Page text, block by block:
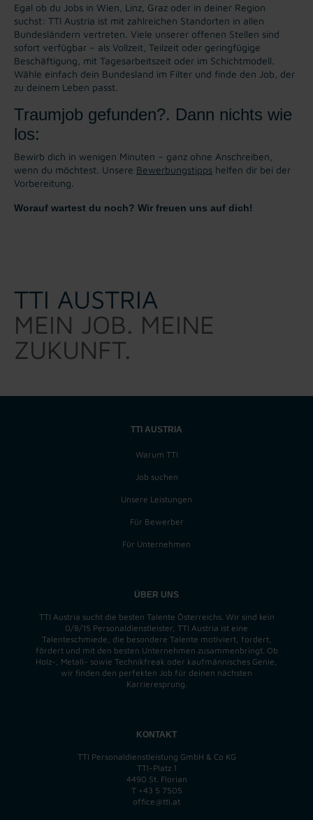
Egal ob du Jobs in Wien, Linz, Graz oder in deiner Region
suchst: TTI Austria ist mit zahlreichen Standorten in allen
Bundesländern vertreten. Viele unserer offenen Stellen sind
sofort verfügbar – als Vollzeit, Teilzeit oder geringfügige
Beschäftigung, mit Tagesarbeitszeit oder im Schichtmodell.
Wähle einfach dein Bundesland im Filter und finde den Job, der
zu deinem Leben passt.
Traumjob gefunden?. Dann nichts wie
los:
Bewirb dich in wenigen Minuten – ganz ohne Anschreiben,
wenn du möchtest. Unsere Bewerbungstipps helfen dir bei der
Vorbereitung.
Worauf wartest du noch? Wir freuen uns auf dich!
TTI AUSTRIA
MEIN JOB. MEINE
ZUKUNFT.
TTI AUSTRIA
Warum TTI
Job suchen
Unsere Leistungen
Für Bewerber
Für Unternehmen
ÜBER UNS
TTI Austria sucht die besten Talente Österreichs. Wir sind kein
0/8/15 Personaldienstleister, TTI Austria ist eine
Talenteschmiede, die besondere Talente motiviert, fordert,
fördert und mit den besten Unternehmen zusammenbringt. Ob
Holz-, Metall- sowie Technikfreak oder kaufmännisches Genie,
wir finden den perfekten Job für deinen nächsten
Karrieresprung.
KONTAKT
TTI Personaldienstleistung GmbH & Co KG
TTI-Platz 1
4490 St. Florian
T +43 5 7505
office@tti.at